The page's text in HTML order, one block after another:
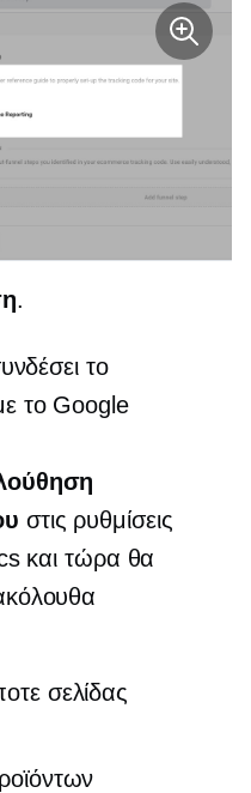
.
το
το Google
στις ρυθμίσεις
και τώρα θα
σελίδας